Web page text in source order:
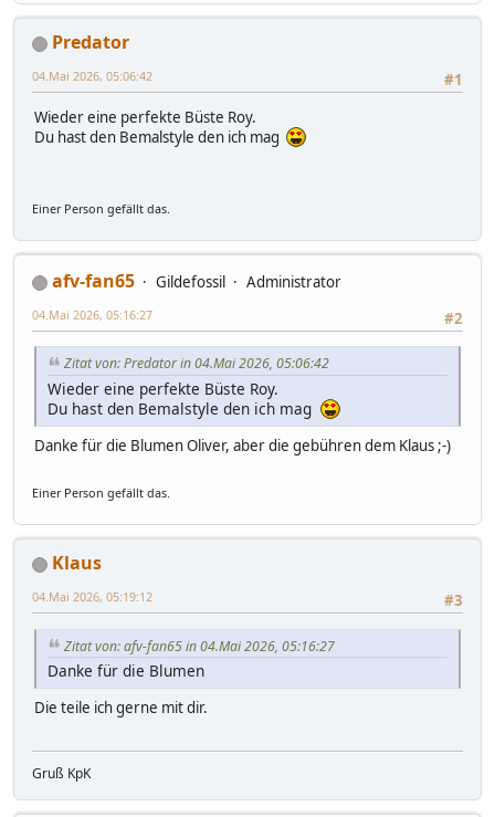
Predator
#1
04.Mai 2026, 05:06:42
Wieder eine perfekte Büste Roy.
Du hast den Bemalstyle den ich mag
Einer Person gefällt das.
afv-fan65 Gildefossil
Administrator
#2
04.Mai 2026, 05:16:27
Zitat von: Predator in 04.Mai 2026, 05:06:42
Wieder eine perfekte Büste Roy.
Du hast den Bemalstyle den ich mag
Danke für die Blumen Oliver, aber die gebühren dem Klaus ;-)
Einer Person gefällt das.
Klaus
#3
04.Mai 2026, 05:19:12
Zitat von: afv-fan65 in 04.Mai 2026, 05:16:27
Danke für die Blumen
Die teile ich gerne mit dir.
Gruß KpK